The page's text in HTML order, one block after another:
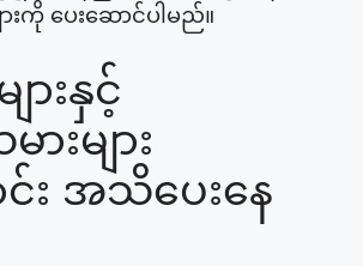
းကို ပေးဆောင်ပါမည်။
ားနှင့်
းများ
း အသိပေးနေ